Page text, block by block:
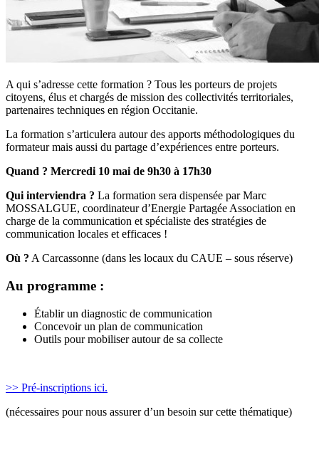
A qui s’adresse cette formation ? Tous les porteurs de projets
citoyens, élus et chargés de mission des collectivités territoriales,
partenaires techniques en région Occitanie.
La formation s’articulera autour des apports méthodologiques du
formateur mais aussi du partage d’expériences entre porteurs.
Quand ? Mercredi 10 mai de 9h30 à 17h30
Qui interviendra ? La formation sera dispensée par Marc
MOSSALGUE, coordinateur d’Energie Partagée Association en
charge de la communication et spécialiste des stratégies de
communication locales et efficaces !
Où ? A Carcassonne (dans les locaux du CAUE – sous réserve)
Au programme :
Établir un diagnostic de communication
Concevoir un plan de communication
Outils pour mobiliser autour de sa collecte
>> Pré-inscriptions ici.
(nécessaires pour nous assurer d’un besoin sur cette thématique)